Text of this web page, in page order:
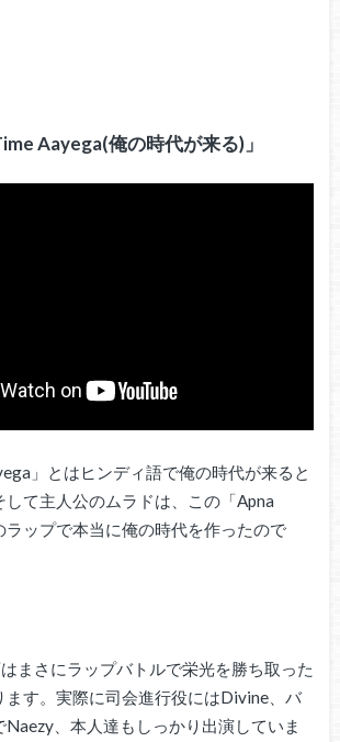
Aayega(俺の時代が来る)」
」とはヒンディ語で俺の時代が来ると
して主人公のムラドは、この「Apna
ップで本当に俺の時代を作ったので
まさにラップバトルで栄光を勝ち取った
ます。実際に司会進行役にはDivine、バ
Naezy、本人達もしっかり出演していま